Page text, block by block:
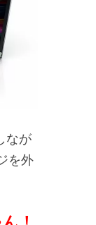
なが
を外
！